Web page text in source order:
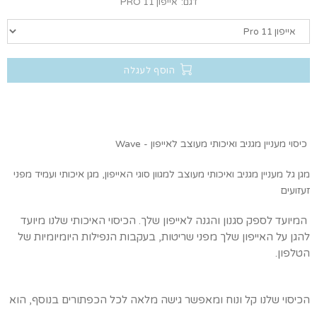
הוסף לעגלה
כיסוי מעניין מגניב ואיכותי מעוצב לאייפון - Wave
מגן גל מעניין מגניב ואיכותי מעוצב למגוון סוגי האייפון, מגן איכותי ועמיד מפני
זעזועים
המיועד לספק סגנון והגנה לאייפון שלך. הכיסוי האיכותי שלנו מיועד
להגן על האייפון שלך מפני שריטות, בעקבות הנפילות היומיומיות של
הטלפון.
הכיסוי שלנו קל ונוח ומאפשר גישה מלאה לכל הכפתורים בנוסף, הוא